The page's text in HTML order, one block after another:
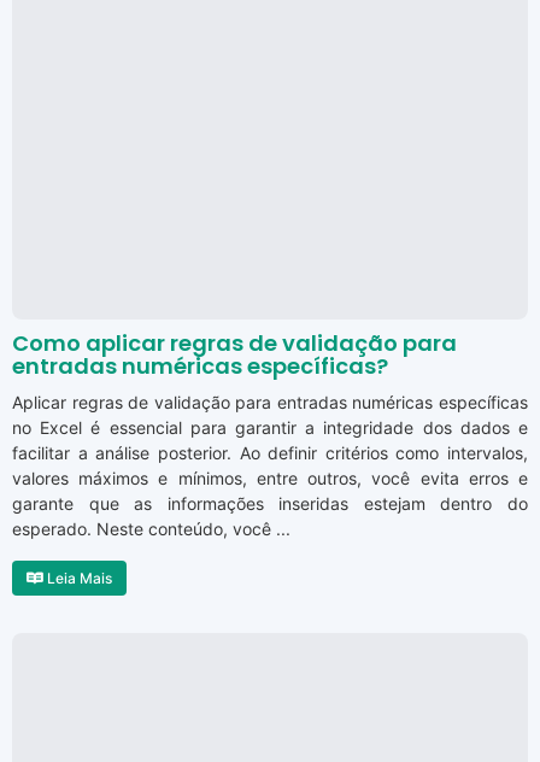
Como aplicar regras de validação para
entradas numéricas específicas?
Aplicar regras de validação para entradas numéricas específicas
no Excel é essencial para garantir a integridade dos dados e
facilitar a análise posterior. Ao definir critérios como intervalos,
valores máximos e mínimos, entre outros, você evita erros e
garante que as informações inseridas estejam dentro do
esperado. Neste conteúdo, você ...
Leia Mais